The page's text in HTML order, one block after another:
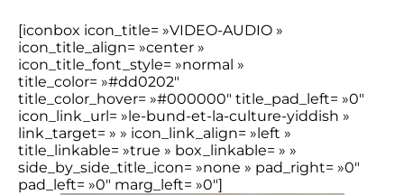
[iconbox icon_title= »VIDEO-AUDIO »
icon_title_align= »center »
icon_title_font_style= »normal »
title_color= »#dd0202″
title_color_hover= »#000000″ title_pad_left= »0″
icon_link_url= »le-bund-et-la-culture-yiddish »
link_target= » » icon_link_align= »left »
title_linkable= »true » box_linkable= » »
side_by_side_title_icon= »none » pad_right= »0″
pad_left= »0″ marg_left= »0″]